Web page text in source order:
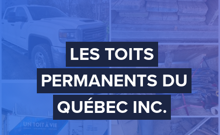
LES TOITS
PERMANENTS DU
QUÉBEC INC.